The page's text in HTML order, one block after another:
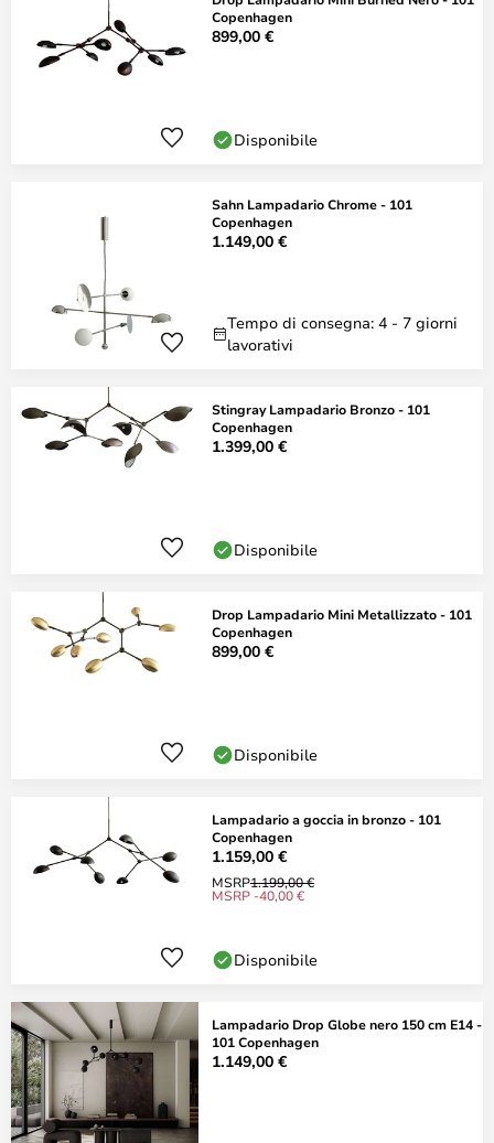
Copenhagen
899,00 €
Disponibile
Sahn Lampadario Chrome - 101
Copenhagen
1.149,00 €
Tempo di consegna: 4 - 7 giorni
lavorativi
Stingray Lampadario Bronzo - 101
Copenhagen
1.399,00 €
Disponibile
Drop Lampadario Mini Metallizzato - 101
Copenhagen
899,00 €
Disponibile
Lampadario a goccia in bronzo - 101
Copenhagen
1.159,00 €
MSRP1.199,00 €
MSRP -40,00 €
Disponibile
Lampadario Drop Globe nero 150 cm E14 -
101 Copenhagen
1.149,00 €